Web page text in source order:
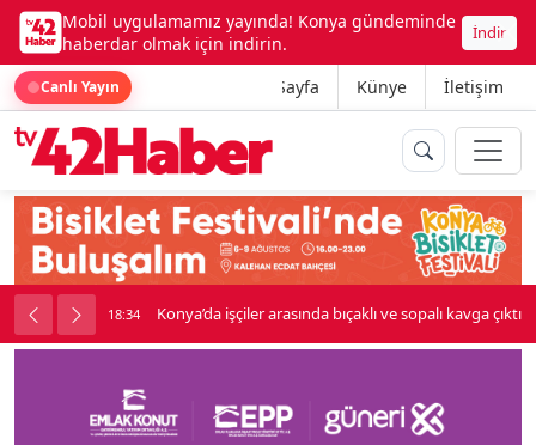
Mobil uygulamamız yayında! Konya gündeminde
haberdar olmak için indirin.
İndir
Canlı Yayın Ana Sayfa Künye İletişim
18:34 Konya’da işçiler arasında bıçaklı ve sopalı kavga çıktı